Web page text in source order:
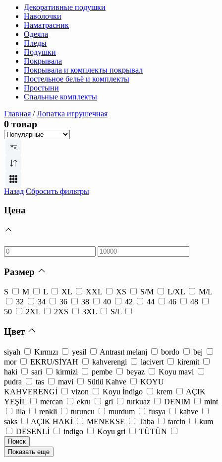
Декоративные подушки
Наволочки
Наматрасник
Одеяла
Пледы
Подушки
Покрывала
Покрывала и комплекты покрывал
Постельное бельё и комплекты
Простыни
Спальные комплекты
Главная / Лопатка игрушечная
0 товар
Назад Сбросить фильтры
Цена
Размер
S M L XL XXL XS S/M L/XL
M/L
32
34 36 38 40 42 44 46
48
50
2XL 2XS 3XL S/L
Цвет
siyah Kırmızı yesil Antrasıt melanj bordo
bej
mor
EKRU/SİYAH kahverengi lacivert
kiremit
haki
sari kirmizi pembe beyaz
Koyu mavi
pudra
tas mavi Sütlü Kahve
KOYU
KAHVERENGİ
vizon Koyu İndigo krem
AÇIK
YEŞİL
mercan ekru gri turkuaz DENIM
mint
lila
renkli turuncu murdum fusya
kahve
saks
AÇIK HAKİ MENEKSE Taba tarcin
kum
DESENLİ
indigo Koyu gri TÜTÜN
Показать еще